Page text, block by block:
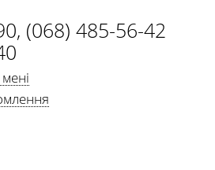
, (068) 485-56-42